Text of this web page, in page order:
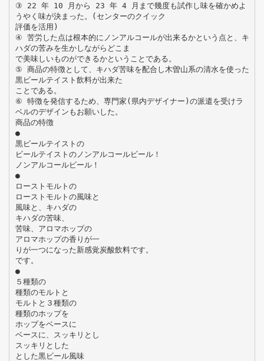
③ 22 年 10 月から 23 年 4 月まで幾度も試作し味を確かめよ
うやく味が決まった。(センターのクイック
評価を活用)
④ 苦労した点は根本的にノンアルコールが出来るかという点と、キ
ハダの苦みを生かしながらどこま
で美味しいものができるかということである。
⑤ 商品の特徴として、キハダ苦味を配合し木曽山系の清水を使った
黒ビールテイスト飲料が出来た
ことである。
⑥ 特徴を発信するため、専門家(県内デザイナー)の派遣を受けラ
ベルのデザインもお願いした。
商品の特徴
●
黒ビールテイストの
ビールテイストのノンアルコールビール！
ノンアルコールビール！
●
ローストモルトの
ローストモルトの風味と
風味と、キハダの
キハダの苦味、
苦味、アロマホップの
アロマホップの香りが一
りが一つになった新感覚炭酸飲料です。
です。
●
５種類の
種類のモルトと
モルトと３種類の
種類のホップを
ホップをベースに
ベースに、スッキリとし
スッキリとした
とした黒ビール風味